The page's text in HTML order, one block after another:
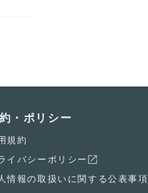
・ポリシー
規約
イバシーポリシー
情報の取扱いに関する公表事項